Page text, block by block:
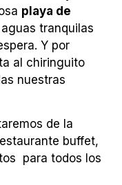
playa de
tranquilas
Y por
al chiringuito
nuestras
de la
buffet,
para todos los